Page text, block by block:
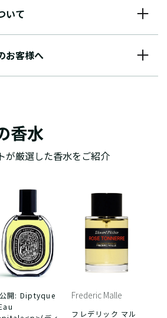
いて
お客様へ
香水
が厳選した香水をご紹介
開: Diptyque
Frederic Malle
フレデリック マル